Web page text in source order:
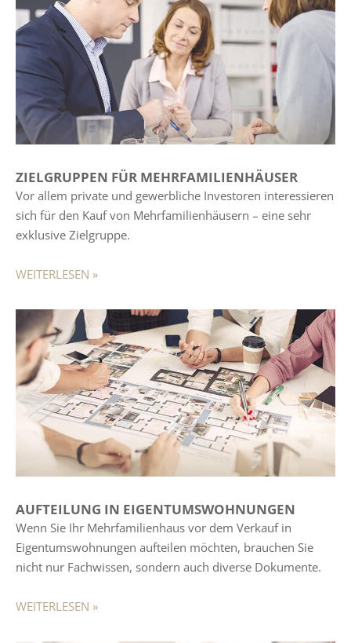
ZIELGRUPPEN FÜR MEHRFAMILIENHÄUSER
Vor allem private und gewerbliche Investoren interessieren
sich für den Kauf von Mehrfamilienhäusern – eine sehr
exklusive Zielgruppe.
WEITERLESEN »
AUFTEILUNG IN EIGENTUMSWOHNUNGEN
Wenn Sie Ihr Mehrfamilienhaus vor dem Verkauf in
Eigentumswohnungen aufteilen möchten, brauchen Sie
nicht nur Fachwissen, sondern auch diverse Dokumente.
WEITERLESEN »